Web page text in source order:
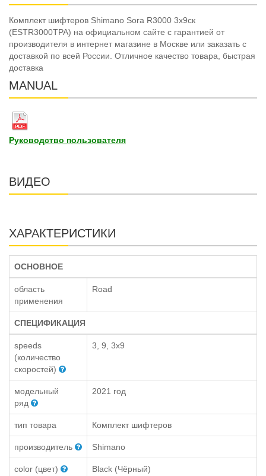
Комплект шифтеров Shimano Sora R3000 3x9ск
(ESTR3000TPA) на официальном сайте с гарантией от
производителя в интернет магазине в Москве или заказать с
доставкой по всей России. Отличное качество товара, быстрая
доставка
MANUAL
Руководство пользователя
ВИДЕО
ХАРАКТЕРИСТИКИ
ОСНОВНОЕ
область
применения
Road
СПЕЦИФИКАЦИЯ
speeds
(количество
скоростей)
3, 9, 3x9
модельный
ряд
2021 год
тип товара Комплект шифтеров
производитель Shimano
color (цвет) Black (Чёрный)